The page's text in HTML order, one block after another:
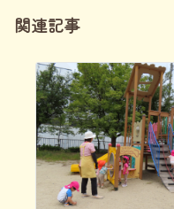
シ
関連記事